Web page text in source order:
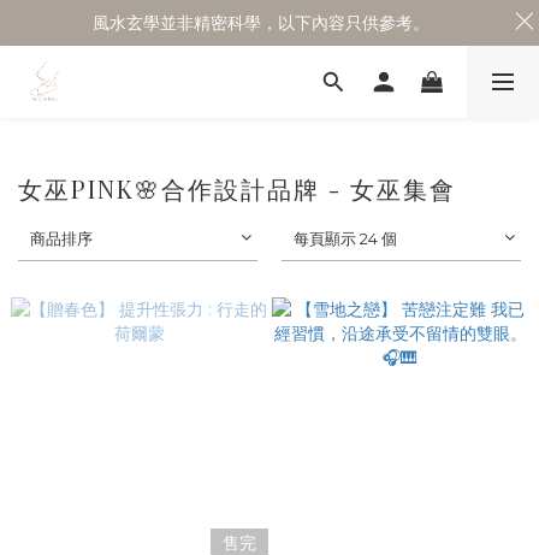
女巫PINK🌸合作設計品牌 - 女巫集會
商品排序 每頁顯示 24 個
售完
風水玄學並非精密科學，以下內容只供參考。